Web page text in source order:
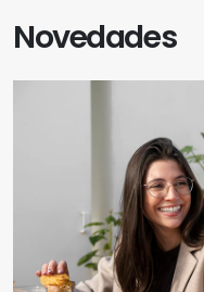
Novedades